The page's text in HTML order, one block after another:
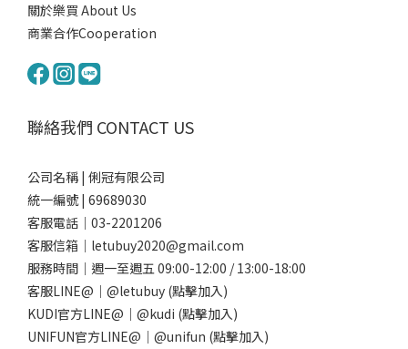
關於樂買 About Us
商業合作Cooperation
聯絡我們 CONTACT US
公司名稱 | 俐冠有限公司
統一編號 | 69689030
客服電話｜03-2201206
客服信箱｜letubuy2020@gmail.com
服務時間｜週一至週五 09:00-12:00 / 13:00-18:00
客服LINE@｜ @letubuy (點擊加入)
KUDI官方LINE@｜ @kudi (點擊加入)
UNIFUN官方LINE@｜ @unifun (點擊加入)